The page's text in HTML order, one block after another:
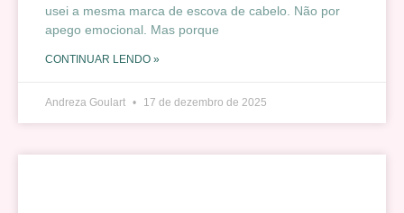
usei a mesma marca de escova de cabelo. Não por
apego emocional. Mas porque
CONTINUAR LENDO »
Andreza Goulart 17 de dezembro de 2025